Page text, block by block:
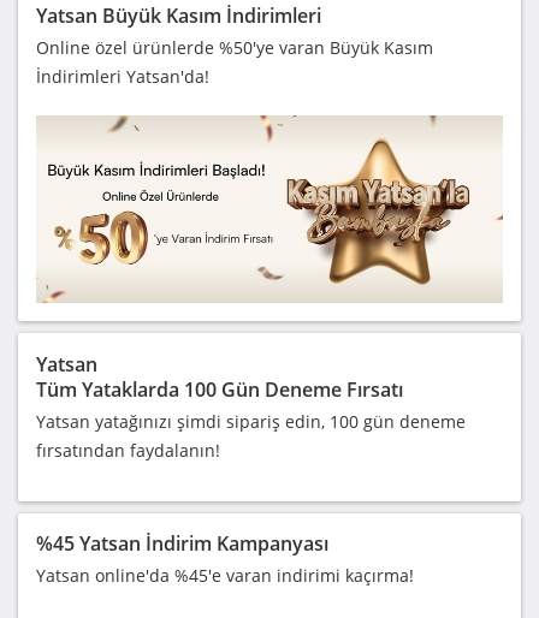
Yatsan Büyük Kasım İndirimleri
Online özel ürünlerde %50'ye varan Büyük Kasım
İndirimleri Yatsan'da!
Yatsan
Tüm Yataklarda 100 Gün Deneme Fırsatı
Yatsan yatağınızı şimdi sipariş edin, 100 gün deneme
fırsatından faydalanın!
%45 Yatsan İndirim Kampanyası
Yatsan online'da %45'e varan indirimi kaçırma!